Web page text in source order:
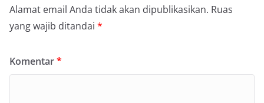
Alamat email Anda tidak akan dipublikasikan. Ruas
yang wajib ditandai *
Komentar*